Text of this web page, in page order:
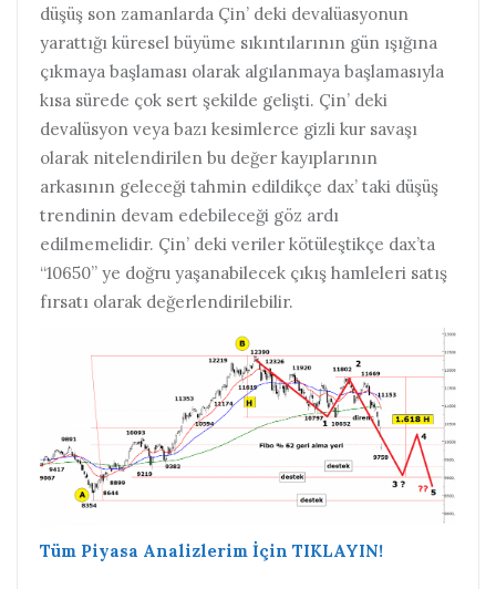
düşüş son zamanlarda Çin’ deki devalüasyonun
yarattığı küresel büyüme sıkıntılarının gün ışığına
çıkmaya başlaması olarak algılanmaya başlamasıyla
kısa sürede çok sert şekilde gelişti. Çin’ deki
devalüsyon veya bazı kesimlerce gizli kur savaşı
olarak nitelendirilen bu değer kayıplarının
arkasının geleceği tahmin edildikçe dax’ taki düşüş
trendinin devam edebileceği göz ardı
edilmemelidir. Çin’ deki veriler kötüleştikçe dax’ta
“10650” ye doğru yaşanabilecek çıkış hamleleri satış
fırsatı olarak değerlendirilebilir.
Tüm Piyasa Analizlerim İçin TIKLAYIN!